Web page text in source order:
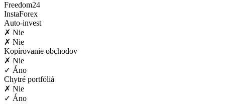
Freedom24
InstaForex
Auto-invest
✗ Nie
✗ Nie
Kopírovanie obchodov
✗ Nie
✓ Áno
Chytré portfóliá
✗ Nie
✓ Áno